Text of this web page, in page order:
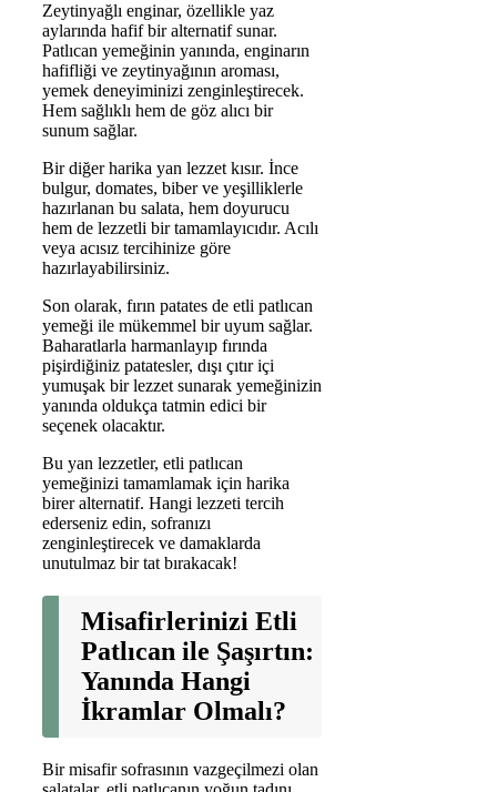
Zeytinyağlı enginar, özellikle yaz
aylarında hafif bir alternatif sunar.
Patlıcan yemeğinin yanında, enginarın
hafifliği ve zeytinyağının aroması,
yemek deneyiminizi zenginleştirecek.
Hem sağlıklı hem de göz alıcı bir
sunum sağlar.
Bir diğer harika yan lezzet kısır. İnce
bulgur, domates, biber ve yeşilliklerle
hazırlanan bu salata, hem doyurucu
hem de lezzetli bir tamamlayıcıdır. Acılı
veya acısız tercihinize göre
hazırlayabilirsiniz.
Son olarak, fırın patates de etli patlıcan
yemeği ile mükemmel bir uyum sağlar.
Baharatlarla harmanlayıp fırında
pişirdiğiniz patatesler, dışı çıtır içi
yumuşak bir lezzet sunarak yemeğinizin
yanında oldukça tatmin edici bir
seçenek olacaktır.
Bu yan lezzetler, etli patlıcan
yemeğinizi tamamlamak için harika
birer alternatif. Hangi lezzeti tercih
ederseniz edin, sofranızı
zenginleştirecek ve damaklarda
unutulmaz bir tat bırakacak!
Misafirlerinizi Etli
Patlıcan ile Şaşırtın:
Yanında Hangi
İkramlar Olmalı?
Bir misafir sofrasının vazgeçilmezi olan